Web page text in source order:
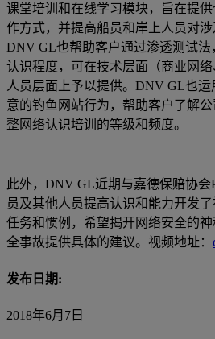
课堂培训和在线学习模块，旨在提
作方式，并提高船员和岸上人员对涉
DNV GL也帮助客户通过渗透测试
认识程度，可在技术层面（商业网
人员层面上予以提供。DNV GL也
意的钓鱼网站行为，帮助客户了解
整网络认识培训的等级和频度。
此外，DNV GL近期与嘉德保赔协会
员及其他人员提高认识和能力开发
任务和惯例，希望揭开网络安全的
全事故提供具体的建议。视频地址：
发布日期:
2018年6月7日